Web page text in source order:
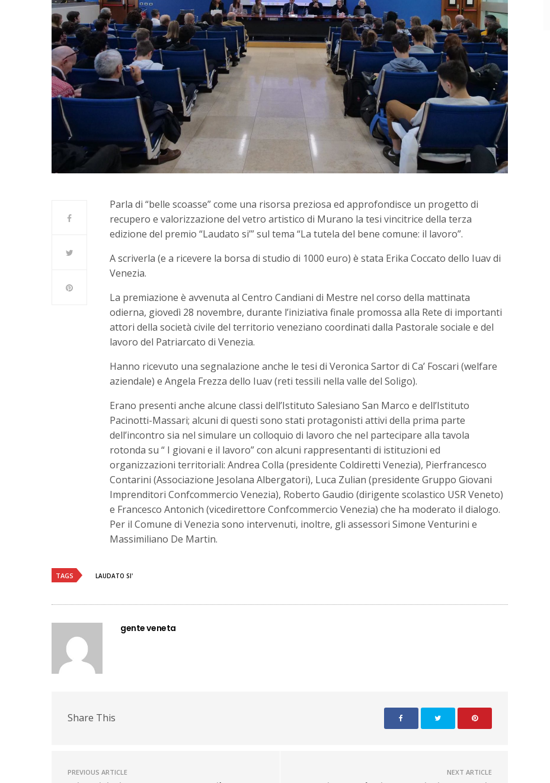
Parla di “belle scoasse” come una risorsa preziosa ed approfondisce un progetto di
recupero e valorizzazione del vetro artistico di Murano la tesi vincitrice della terza
edizione del premio “Laudato si’” sul tema “La tutela del bene comune: il lavoro”.
A scriverla (e a ricevere la borsa di studio di 1000 euro) è stata Erika Coccato dello Iuav di
Venezia.
La premiazione è avvenuta al Centro Candiani di Mestre nel corso della mattinata
odierna, giovedì 28 novembre, durante l’iniziativa finale promossa alla Rete di importanti
attori della società civile del territorio veneziano coordinati dalla Pastorale sociale e del
lavoro del Patriarcato di Venezia.
Hanno ricevuto una segnalazione anche le tesi di Veronica Sartor di Ca’ Foscari (welfare
aziendale) e Angela Frezza dello Iuav (reti tessili nella valle del Soligo).
Erano presenti anche alcune classi dell’Istituto Salesiano San Marco e dell’Istituto
Pacinotti-Massari; alcuni di questi sono stati protagonisti attivi della prima parte
dell’incontro sia nel simulare un colloquio di lavoro che nel partecipare alla tavola
rotonda su “ I giovani e il lavoro” con alcuni rappresentanti di istituzioni ed
organizzazioni territoriali: Andrea Colla (presidente Coldiretti Venezia), Pierfrancesco
Contarini (Associazione Jesolana Albergatori), Luca Zulian (presidente Gruppo Giovani
Imprenditori Confcommercio Venezia), Roberto Gaudio (dirigente scolastico USR Veneto)
e Francesco Antonich (vicedirettore Confcommercio Venezia) che ha moderato il dialogo.
Per il Comune di Venezia sono intervenuti, inoltre, gli assessori Simone Venturini e
Massimiliano De Martin.
TAGS LAUDATO SI'
gente veneta
Share This
PREVIOUS ARTICLE NEXT ARTICLE